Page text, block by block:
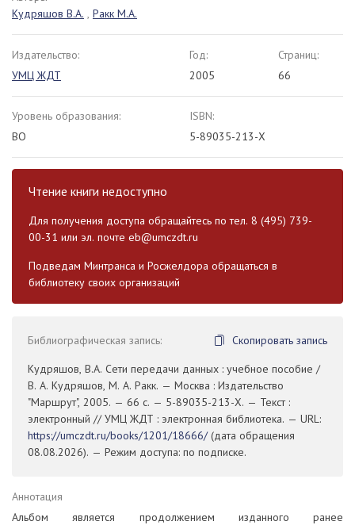
Кудряшов В.А. , Ракк М.А.
Издательство:
УМЦ ЖДТ
Год:
2005
Страниц:
66
Уровень образования:
ВО
ISBN:
5-89035-213-Х
Чтение книги недоступно
Для получения доступа обращайтесь по тел. 8 (495) 739-
00-31 или эл. почте eb@umczdt.ru
Подведам Минтранса и Росжелдора обращаться в
библиотеку своих организаций
Библиографическая запись:
Скопировать запись
Кудряшов, В.А. Сети передачи данных : учебное пособие /
В. А. Кудряшов, М. А. Ракк. — Москва : Издательство
"Маршрут", 2005. — 66 с. — 5-89035-213-Х. — Текст :
электронный // УМЦ ЖДТ : электронная библиотека. — URL:
https://umczdt.ru/books/1201/18666/(дата обращения
08.08.2026). — Режим доступа: по подписке.
Аннотация
Альбом является продолжением изданного ранее